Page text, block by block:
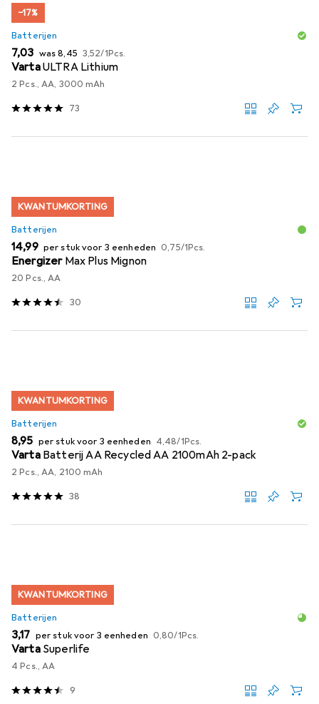
−17%
Batterijen
EUR
7,03 wasEUR
8,45 EUR
3,52/1Pcs.
VartaULTRA Lithium
2 Pcs., AA, 3000 mAh
73
KWANTUMKORTING
Batterijen
EUR
14,99 per stuk voor 3 eenheden EUR
0,75/1Pcs.
Energizer Max Plus Mignon
20 Pcs., AA
30
KWANTUMKORTING
Batterijen
EUR
8,95 per stuk voor 3 eenheden EUR
4,48/1Pcs.
Varta Batterij AA Recycled AA 2100mAh 2-pack
2 Pcs., AA, 2100 mAh
38
KWANTUMKORTING
Batterijen
EUR
3,17 per stuk voor 3 eenheden EUR
0,80/1Pcs.
Varta Superlife
4 Pcs., AA
9